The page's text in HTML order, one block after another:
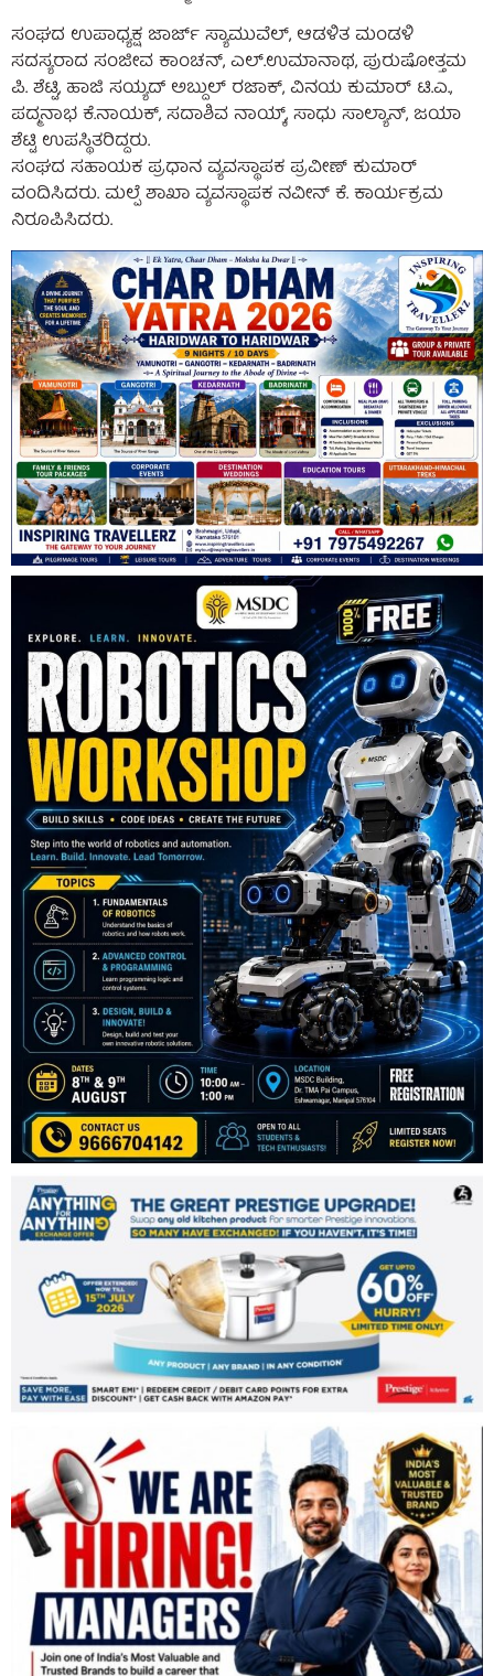
ಸಂಘದ ಉಪಾಧ್ಯಕ್ಷ ಜಾರ್ಜ್ ಸ್ಯಾಮುವೆಲ್, ಆಡಳಿತ ಮಂಡಳಿ
ಸದಸ್ಯರಾದ ಸಂಜೀವ ಕಾಂಚನ್, ಎಲ್.ಉಮಾನಾಥ, ಪುರುಷೋತ್ತಮ
ಪಿ. ಶೆಟ್ಟಿ, ಹಾಜಿ ಸಯ್ಯದ್ ಅಬ್ದುಲ್ ರಜಾಕ್, ವಿನಯ ಕುಮಾರ್ ಟಿ.ಎ.,
ಪದ್ಮನಾಭ ಕೆ.ನಾಯಕ್, ಸದಾಶಿವ ನಾಯ್ಕ್, ಸಾಧು ಸಾಲ್ಯಾನ್, ಜಯಾ
ಶೆಟ್ಟಿ ಉಪಸ್ಥಿತರಿದ್ದರು.
ಸಂಘದ ಸಹಾಯಕ ಪ್ರಧಾನ ವ್ಯವಸ್ಥಾಪಕ ಪ್ರವೀಣ್ ಕುಮಾರ್
ವಂದಿಸಿದರು. ಮಲ್ಪೆ ಶಾಖಾ ವ್ಯವಸ್ಥಾಪಕ ನವೀನ್ ಕೆ. ಕಾರ್ಯಕ್ರಮ
ನಿರೂಪಿಸಿದರು.